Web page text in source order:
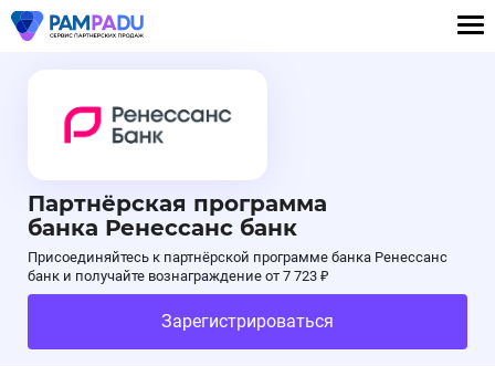
Партнёрская программа
банка Ренессанс банк
Присоединяйтесь к партнёрской программе банка Ренессанс
банк и получайте вознаграждение от 7 723 ₽
Зарегистрироваться